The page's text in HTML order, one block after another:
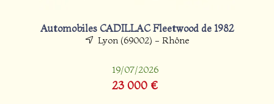
Automobiles CADILLAC Fleetwood de 1982
Lyon (69002) - Rhône
19/07/2026
23 000 €